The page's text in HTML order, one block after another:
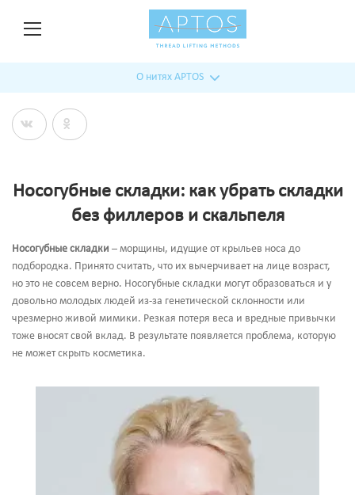
О нитях APTOS
Носогубные складки: как убрать складки
без филлеров и скальпеля
Носогубные складки – морщины, идущие от крыльев носа до
подбородка. Принято считать, что их вычерчивает на лице возраст,
но это не совсем верно. Носогубные складки могут образоваться и у
довольно молодых людей из-за генетической склонности или
чрезмерно живой мимики. Резкая потеря веса и вредные привычки
тоже вносят свой вклад. В результате появляется проблема, которую
не может скрыть косметика.